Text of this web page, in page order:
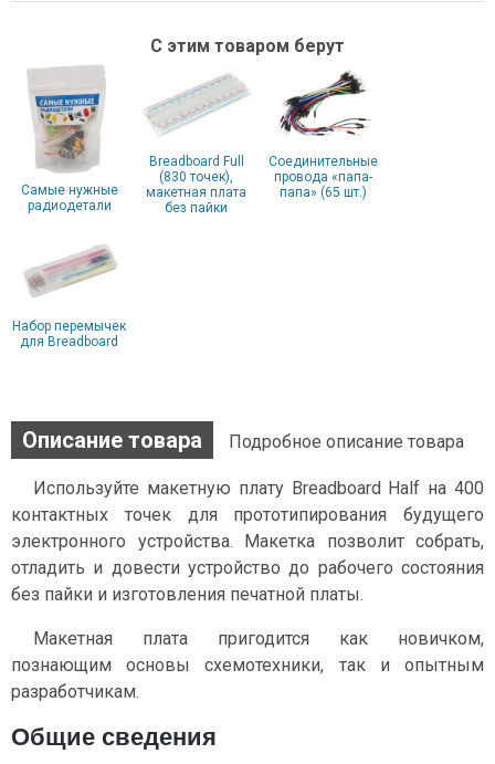
С этим товаром берут
Самые нужные
радиодетали
Breadboard Full
(830 точек),
макетная плата
без пайки
Соединительные
провода «папа-
папа» (65 шт.)
Набор перемычек
для Breadboard
Описание товара Подробное описание товара
Используйте макетную плату Breadboard Half на 400
контактных точек для прототипирования будущего
электронного устройства. Макетка позволит собрать,
отладить и довести устройство до рабочего состояния
без пайки и изготовления печатной платы.
Макетная плата пригодится как новичком,
познающим основы схемотехники, так и опытным
разработчикам.
Общие сведения